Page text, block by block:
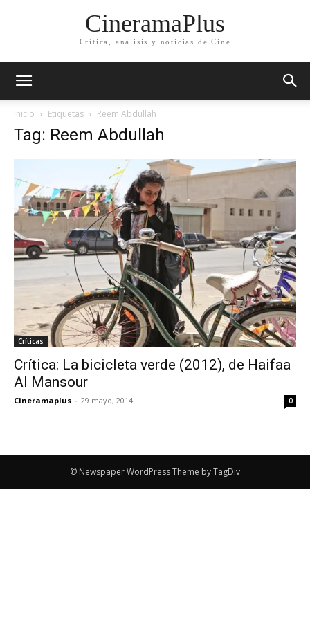
CineramaPlus
Crítica, análisis y noticias de Cine
Inicio Etiquetas Reem Abdullah
Tag: Reem Abdullah
Críticas
Crítica: La bicicleta verde (2012), de Haifaa
Al Mansour
Cineramaplus - 29 mayo, 2014 0
© Newspaper WordPress Theme by TagDiv